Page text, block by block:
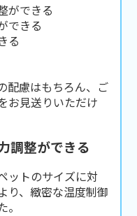
ができる
できる
る
配慮はもちろん、ご
お見送りいただけ
調整ができる
ットのサイズに対
り、緻密な温度制御